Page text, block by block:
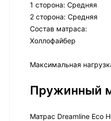
1 сторона: Средняя
2 сторона: Средняя
Состав матраса:
Холлофайбер
Максимальная
Пружинный
Матрас Dreamline Eco